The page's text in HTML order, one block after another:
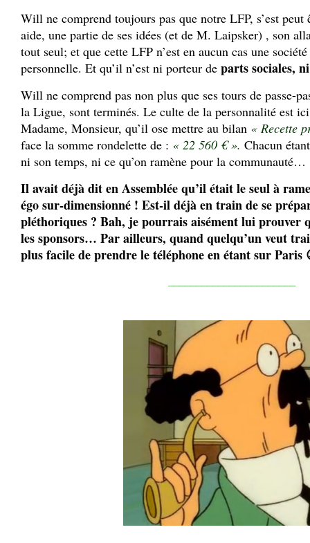
Will ne comprend toujours pas que notre LFP, s’est peut
aide, une partie de ses idées (et de M. Laipsker) , son
tout seul; et que cette LFP n’est en aucun cas une
personnelle. Et qu’il n’est ni porteur de parts sociales,
Will ne comprend pas non plus que ses tours de passe-
la Ligue, sont terminés. Le culte de la personnalité est
Madame, Monsieur, qu’il ose mettre au bilan « Recette
face la somme rondelette de : « 22 560 € ». Chacun
ni son temps, ni ce qu’on ramène pour la communauté…
Il avait déjà dit en Assemblée qu’il était le seul à
égo sur-dimensionné ! Est-il déjà en train de se
pléthoriques ? Bah, je pourrais aisément lui prouver
les sponsors… Par ailleurs, quand quelqu’un veut
plus facile de prendre le téléphone en étant sur Paris